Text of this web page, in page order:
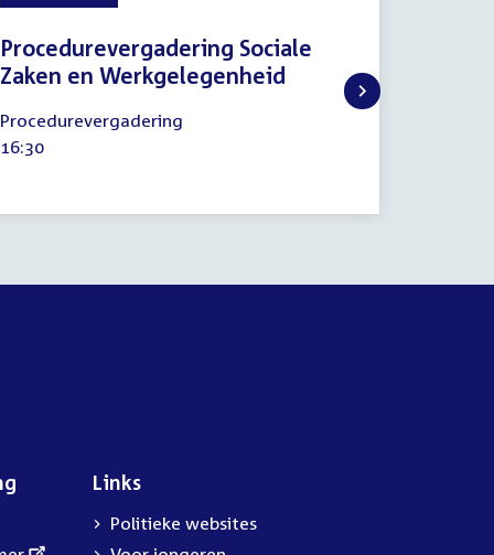
Procedurevergadering Sociale
Zaken en Werkgelegenheid
juni
2026
Procedurevergadering
Tijd
16:30
Links
Politieke websites